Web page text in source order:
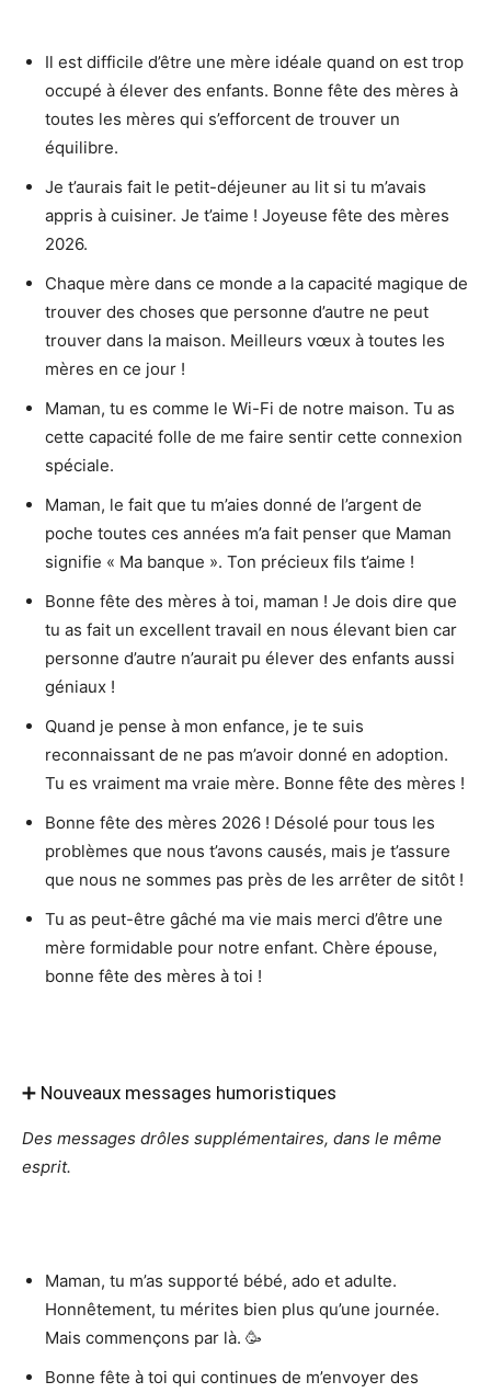
Il est difficile d’être une mère idéale quand on est trop
occupé à élever des enfants. Bonne fête des mères à
toutes les mères qui s’efforcent de trouver un
équilibre.
Je t’aurais fait le petit-déjeuner au lit si tu m’avais
appris à cuisiner. Je t’aime ! Joyeuse fête des mères
2026.
Chaque mère dans ce monde a la capacité magique de
trouver des choses que personne d’autre ne peut
trouver dans la maison. Meilleurs vœux à toutes les
mères en ce jour !
Maman, tu es comme le Wi-Fi de notre maison. Tu as
cette capacité folle de me faire sentir cette connexion
spéciale.
Maman, le fait que tu m’aies donné de l’argent de
poche toutes ces années m’a fait penser que Maman
signifie « Ma banque ». Ton précieux fils t’aime !
Bonne fête des mères à toi, maman ! Je dois dire que
tu as fait un excellent travail en nous élevant bien car
personne d’autre n’aurait pu élever des enfants aussi
géniaux !
Quand je pense à mon enfance, je te suis
reconnaissant de ne pas m’avoir donné en adoption.
Tu es vraiment ma vraie mère. Bonne fête des mères !
Bonne fête des mères 2026 ! Désolé pour tous les
problèmes que nous t’avons causés, mais je t’assure
que nous ne sommes pas près de les arrêter de sitôt !
Tu as peut-être gâché ma vie mais merci d’être une
mère formidable pour notre enfant. Chère épouse,
bonne fête des mères à toi !
➕ Nouveaux messages humoristiques
Des messages drôles supplémentaires, dans le même
esprit.
Maman, tu m’as supporté bébé, ado et adulte.
Honnêtement, tu mérites bien plus qu’une journée.
Mais commençons par là. 🥳
Bonne fête à toi qui continues de m’envoyer des